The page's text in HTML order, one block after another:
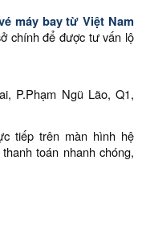
máy bay từ Việt Nam
chính để được tư vấn lộ
P.Phạm Ngũ Lão, Q1,
tiếp trên màn hình hệ
toán nhanh chóng,